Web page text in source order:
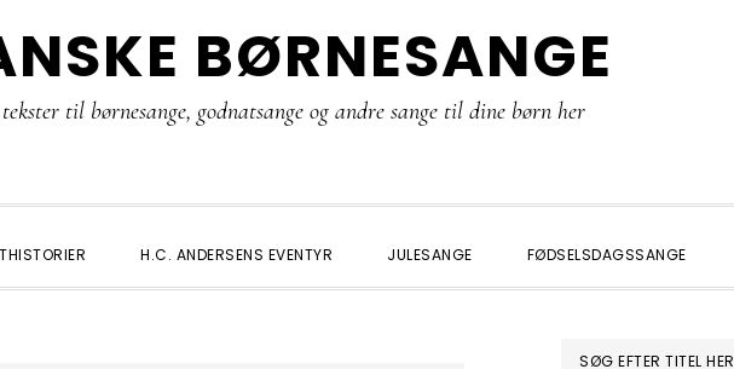
BØRNESANGE
til børnesange, godnatsange og andre sange til dine børn her
H.C. ANDERSENS EVENTYR JULESANGE FØDSELSDAGSSANGE
SØG EFTER TITEL HER